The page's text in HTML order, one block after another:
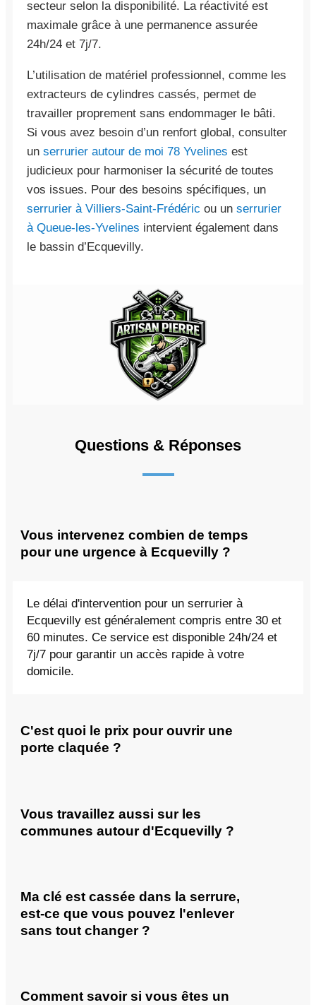
secteur selon la disponibilité. La réactivité est
maximale grâce à une permanence assurée
24h/24 et 7j/7.
L’utilisation de matériel professionnel, comme les
extracteurs de cylindres cassés, permet de
travailler proprement sans endommager le bâti.
Si vous avez besoin d’un renfort global, consulter
un serrurier autour de moi 78 Yvelines est
judicieux pour harmoniser la sécurité de toutes
vos issues. Pour des besoins spécifiques, un
serrurier à Villiers-Saint-Frédéric ou un serrurier
à Queue-les-Yvelines intervient également dans
le bassin d’Ecquevilly.
Questions & Réponses
Vous intervenez combien de temps
pour une urgence à Ecquevilly ?
Le délai d'intervention pour un serrurier à
Ecquevilly est généralement compris entre 30 et
60 minutes. Ce service est disponible 24h/24 et
7j/7 pour garantir un accès rapide à votre
domicile.
C'est quoi le prix pour ouvrir une
porte claquée ?
Vous travaillez aussi sur les
communes autour d'Ecquevilly ?
Ma clé est cassée dans la serrure,
est-ce que vous pouvez l'enlever
sans tout changer ?
Comment savoir si vous êtes un